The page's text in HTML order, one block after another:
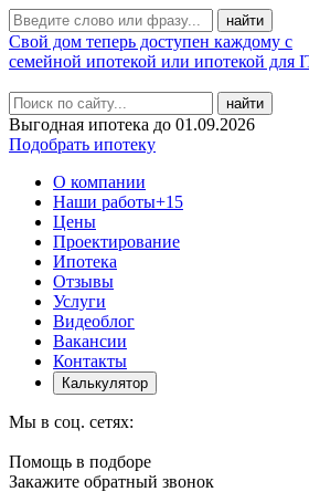
Свой дом теперь доступен каждому с
семейной ипотекой или ипотекой для
найти
Выгодная ипотека до 01.09.2026
Подобрать ипотеку
О компании
Наши работы+15
Цены
Проектирование
Ипотека
Отзывы
Услуги
Видеоблог
Вакансии
Контакты
Калькулятор
Мы в соц. сетях:
Помощь в подборе
Закажите обратный звонок